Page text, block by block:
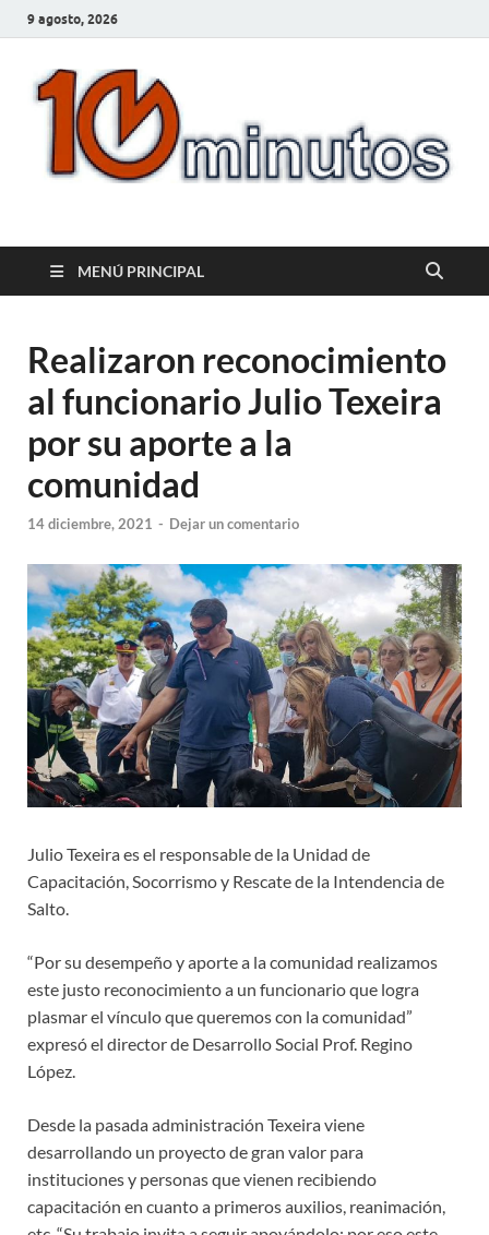
9 agosto, 2026
10minutos.com.uy
MENÚ PRINCIPAL
Realizaron reconocimiento
al funcionario Julio Texeira
por su aporte a la
comunidad
14 diciembre, 2021 - Dejar un comentario
Julio Texeira es el responsable de la Unidad de
Capacitación, Socorrismo y Rescate de la Intendencia de
Salto.
“Por su desempeño y aporte a la comunidad realizamos
este justo reconocimiento a un funcionario que logra
plasmar el vínculo que queremos con la comunidad”
expresó el director de Desarrollo Social Prof. Regino
López.
Desde la pasada administración Texeira viene
desarrollando un proyecto de gran valor para
instituciones y personas que vienen recibiendo
capacitación en cuanto a primeros auxilios, reanimación,